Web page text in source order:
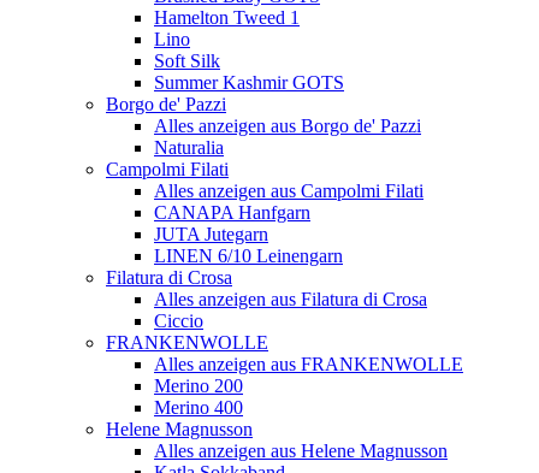
Hamelton Tweed 1
Lino
Soft Silk
Summer Kashmir GOTS
Borgo de' Pazzi
Alles anzeigen aus Borgo de' Pazzi
Naturalia
Campolmi Filati
Alles anzeigen aus Campolmi Filati
CANAPA Hanfgarn
JUTA Jutegarn
LINEN 6/10 Leinengarn
Filatura di Crosa
Alles anzeigen aus Filatura di Crosa
Ciccio
FRANKENWOLLE
Alles anzeigen aus FRANKENWOLLE
Merino 200
Merino 400
Helene Magnusson
Alles anzeigen aus Helene Magnusson